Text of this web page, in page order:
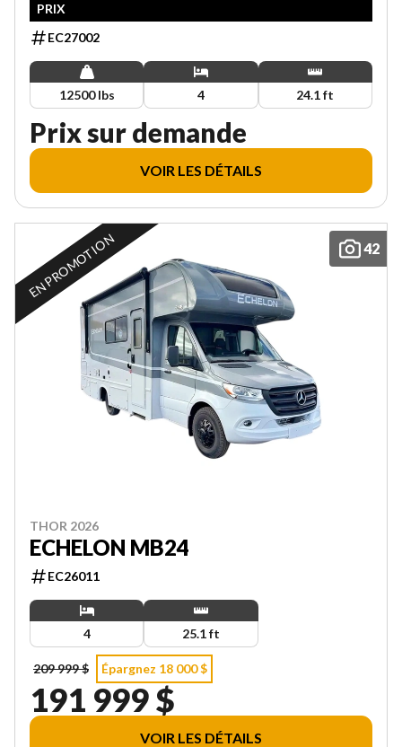
PRIX
EC27002
12500 lbs 4 24.1 ft
Prix sur demande
VOIR LES DÉTAILS
42
EN PROMOTION
THOR 2026
ECHELON MB24
EC26011
4 25.1 ft
209 999 $ Épargnez 18 000 $
191 999 $
VOIR LES DÉTAILS